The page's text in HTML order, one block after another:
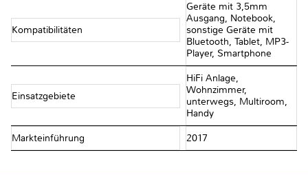
Kompatibilitäten
Geräte mit 3,5mm
Ausgang, Notebook,
sonstige Geräte mit
Bluetooth, Tablet, MP3-
Player, Smartphone
Einsatzgebiete
HiFi Anlage,
Wohnzimmer,
unterwegs, Multiroom,
Handy
Markteinführung 2017